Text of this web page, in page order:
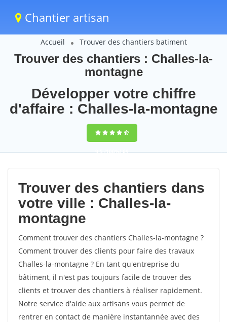
Chantier artisan
Accueil Trouver des chantiers batiment
Trouver des chantiers : Challes-la-
montagne
Développer votre chiffre
d'affaire : Challes-la-montagne
9,5(100%)69
votes
Trouver des chantiers dans
votre ville : Challes-la-
montagne
Comment trouver des chantiers Challes-la-montagne ?
Comment trouver des clients pour faire des travaux
Challes-la-montagne ? En tant qu'entreprise du
bâtiment, il n'est pas toujours facile de trouver des
clients et trouver des chantiers à réaliser rapidement.
Notre service d'aide aux artisans vous permet de
rentrer en contact de manière instantannée avec des